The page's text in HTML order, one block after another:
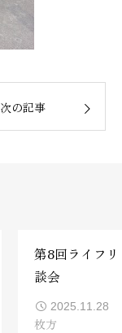
次の記事
第8回ライフ
談会
2025.11.28
枚方